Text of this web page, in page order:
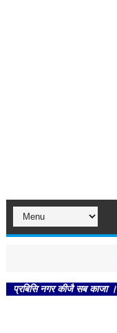
नगर कीजै सब काजा । हृदय